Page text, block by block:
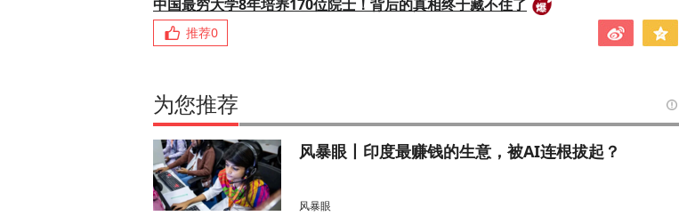
中国最穷大学8年培养170位院士！背后的真相终于藏不住了
推荐0
为您推荐
风暴眼丨印度最赚钱的生意，被AI连根拔起？
风暴眼